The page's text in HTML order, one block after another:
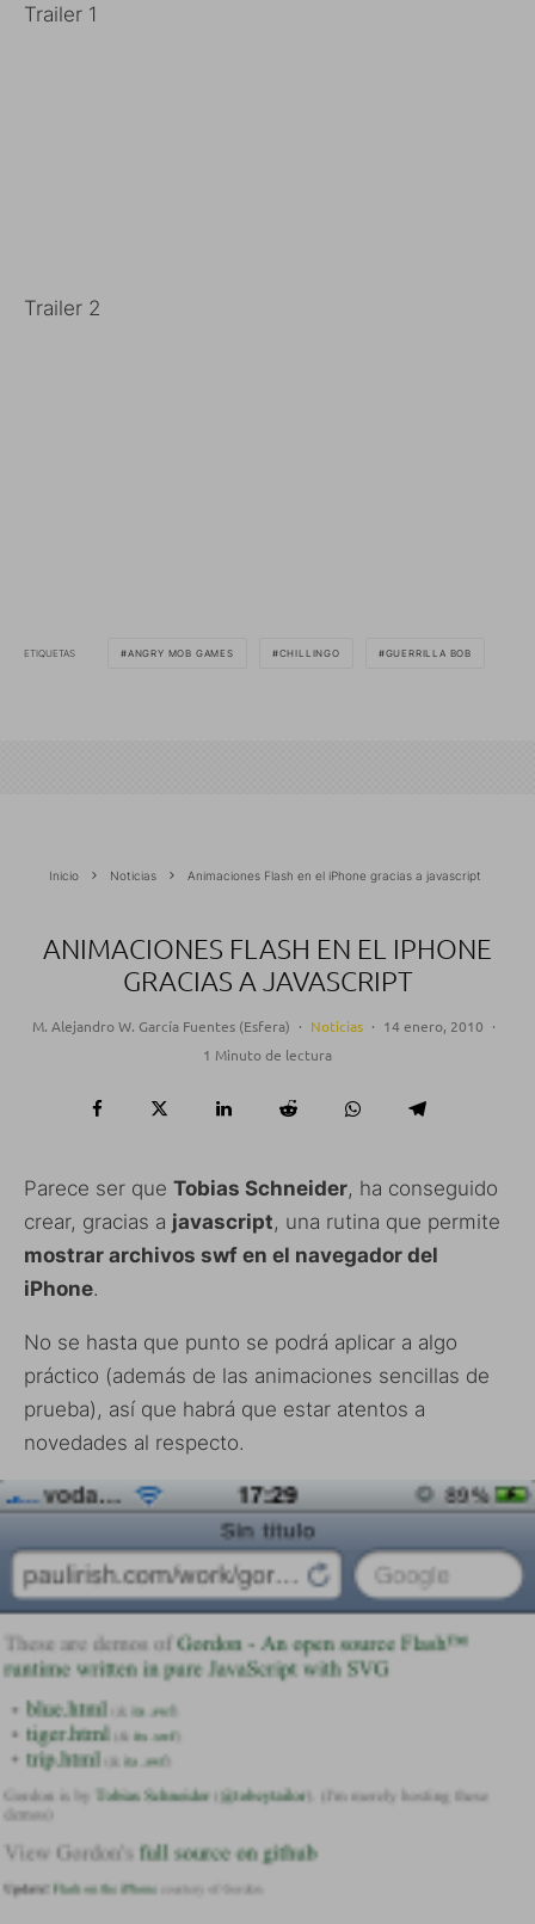
Trailer 1
Trailer 2
ETIQUETAS ANGRY MOB GAMES CHILLINGO GUERRILLA BOB
Inicio Noticias Animaciones Flash en el iPhone gracias a javascript
ANIMACIONES FLASH EN EL IPHONE
GRACIAS A JAVASCRIPT
M. Alejandro W. García Fuentes (Esfera) · Noticias · 14 enero, 2010 ·
1 Minuto de lectura
Parece ser que Tobias Schneider, ha conseguido
crear, gracias a javascript, una rutina que permite
mostrar archivos swf en el navegador del
iPhone.
No se hasta que punto se podrá aplicar a algo
práctico (además de las animaciones sencillas de
prueba), así que habrá que estar atentos a
novedades al respecto.